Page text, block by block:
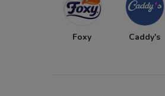
Foxy Caddy's